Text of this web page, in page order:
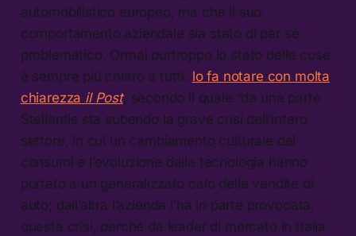
automobilistico europeo, ma che il suo
comportamento aziendale sia stato di per sé
problematico. Ormai purtroppo lo stato delle cose
è sempre più chiaro a tutti: lo fa notare con molta
chiarezza il Post, secondo il quale “da una parte
Stellantis sta subendo la grave crisi dell’intero
settore, in cui un cambiamento culturale dei
consumi e l’evoluzione della tecnologia hanno
portato a un generalizzato calo delle vendite di
auto; dall’altra l’azienda l’ha in parte provocata,
questa crisi, perché da leader di mercato in Italia